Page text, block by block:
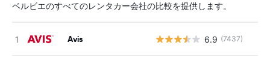
ベルビエのすべてのレンタカー会社の比較を提供します。
Avis 6.9 (7437)